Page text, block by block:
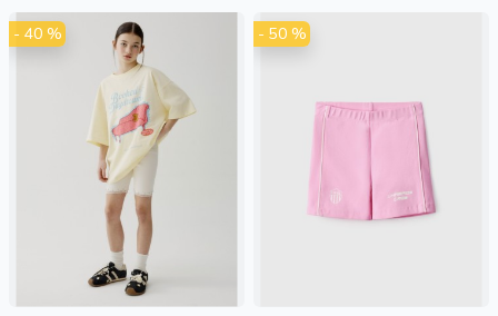
- 40 % - 50 %